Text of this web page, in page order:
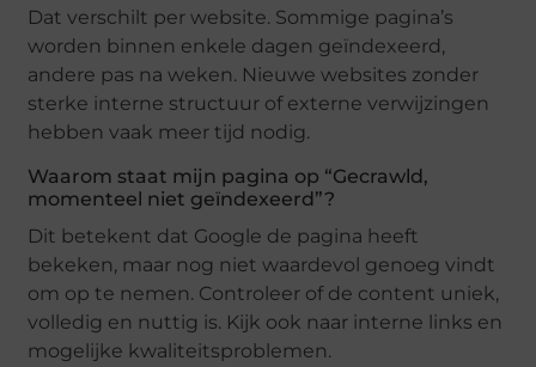
Dat verschilt per website. Sommige pagina’s
worden binnen enkele dagen geïndexeerd,
andere pas na weken. Nieuwe websites zonder
sterke interne structuur of externe verwijzingen
hebben vaak meer tijd nodig.
Waarom staat mijn pagina op “Gecrawld,
momenteel niet geïndexeerd”?
Dit betekent dat Google de pagina heeft
bekeken, maar nog niet waardevol genoeg vindt
om op te nemen. Controleer of de content uniek,
volledig en nuttig is. Kijk ook naar interne links en
mogelijke kwaliteitsproblemen.